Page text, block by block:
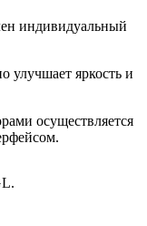
индивидуальный
улучшает яркость и
осуществляется